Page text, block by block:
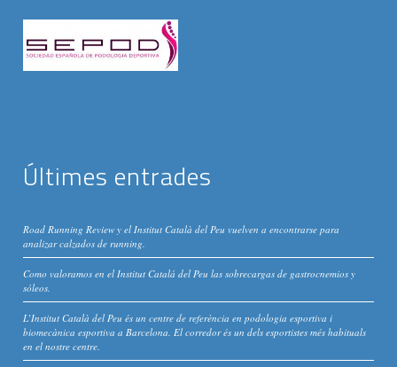
Últimes entrades
Road Running Review y el Institut Català del Peu vuelven a encontrarse para
analizar calzados de running.
Como valoramos en el Institut Catalá del Peu las sobrecargas de gastrocnemios y
sóleos.
L’Institut Català del Peu és un centre de referència en podologia esportiva i
biomecànica esportiva a Barcelona. El corredor és un dels esportistes més habituals
en el nostre centre.